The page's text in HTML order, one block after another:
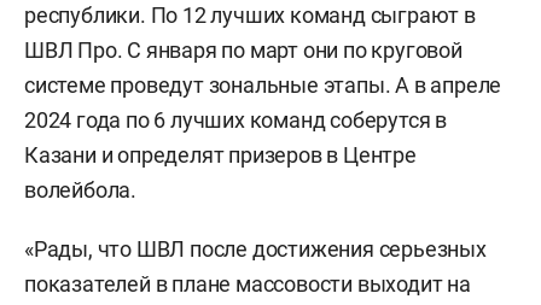
республики. По 12 лучших команд сыграют в
ШВЛ Про. С января по март они по круговой
системе проведут зональные этапы. А в апреле
2024 года по 6 лучших команд соберутся в
Казани и определят призеров в Центре
волейбола.
«Рады, что ШВЛ после достижения серьезных
показателей в плане массовости выходит на